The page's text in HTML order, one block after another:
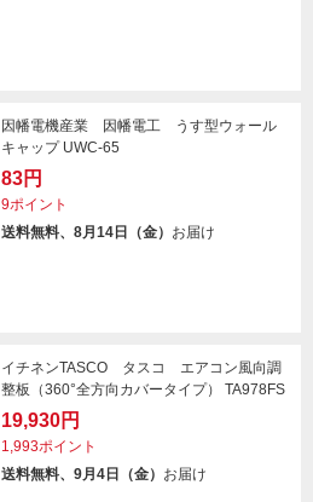
因幡電機産業 因幡電工 うす型ウォール
キャップ UWC-65
83円
9ポイント
送料無料、8月14日（金） お届け
イチネンTASCO タスコ エアコン風向調
整板（360°全方向カバータイプ） TA978FS
19,930円
1,993ポイント
送料無料、9月4日（金） お届け